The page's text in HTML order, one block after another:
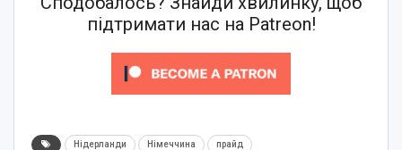
підтримати нас на Patreon!
Нідерланди Німеччина прайд